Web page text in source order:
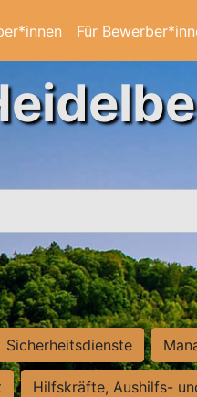
Für
Sicherheitsdienste
Hilfskräfte, Aushilfs-